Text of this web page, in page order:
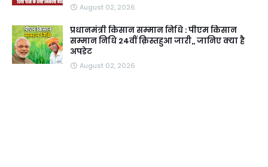
August 02, 2026
प्रधानमंत्री किसान सम्मान निधि : पीएम किसान
सम्मान निधि 24वीं क़िस्तहुआ जारी,, जानिए क्या है
अपडेट
August 02, 2026